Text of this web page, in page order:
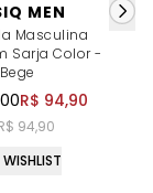
MEN
Masculina
Sarja Color -
Bege
R$ 94,90
94,90
WISHLIST